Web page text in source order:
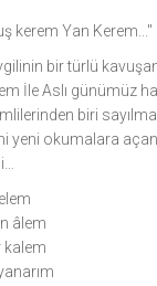
kerem Yan Kerem..."
bir türlü
İle Aslı günümüz
biri
yeni okumalara
âlem
kalem